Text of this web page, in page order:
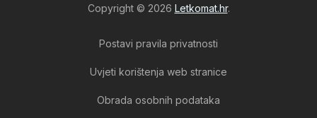
Spar katalog
Copyright © 2026 Letkomat.hr.
Postavi pravila privatnosti
Uvjeti korištenja web stranice
Obrada osobnih podataka